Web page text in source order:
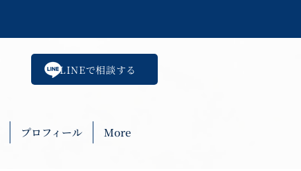
LINEで相談する
プロフィール More